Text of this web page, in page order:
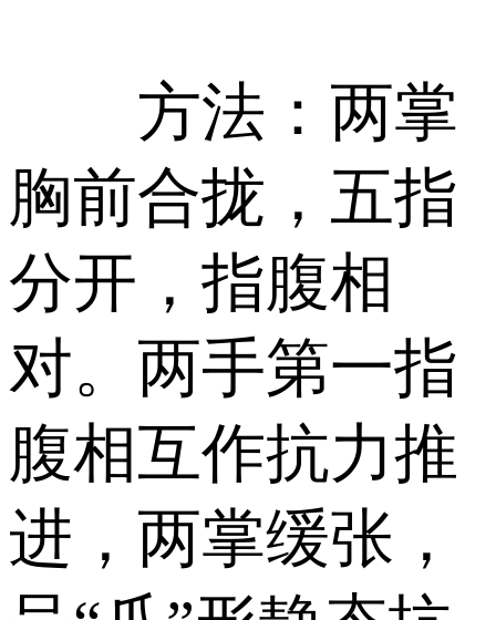
方法：两掌
胸前合拢，五指
分开，指腹相
对。两手第一指
腹相互作抗力推
进，两掌缓张，